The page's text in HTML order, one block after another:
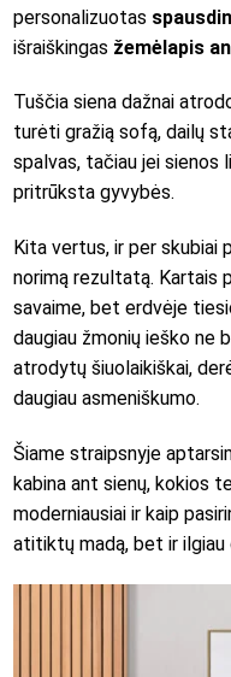
personalizuotas
išraiškingas žemėlapis
Tuščia siena dažnai
turėti gražią sofą, dailų
spalvas, tačiau jei sienos
pritrūksta gyvybės.
Kita vertus, ir per skubiai
norimą rezultatą. Kartais
savaime, bet erdvėje
daugiau žmonių ieško ne
atrodytų šiuolaikiškai,
daugiau asmeniškumo.
Šiame straipsnyje
kabina ant sienų, kokios
moderniausiai ir kaip
atitiktų madą, bet ir ilgiau